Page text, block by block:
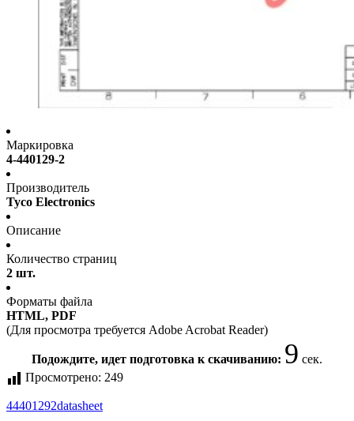
Маркировка
4-440129-2
Производитель
Tyco Electronics
Описание
Количество страниц
2 шт.
Форматы файла
HTML, PDF
(Для просмотра требуется Adobe Acrobat Reader)
Подождите, идет подготовка к скачиванию: 8 сек.
Просмотрено: 249
44401292datasheet